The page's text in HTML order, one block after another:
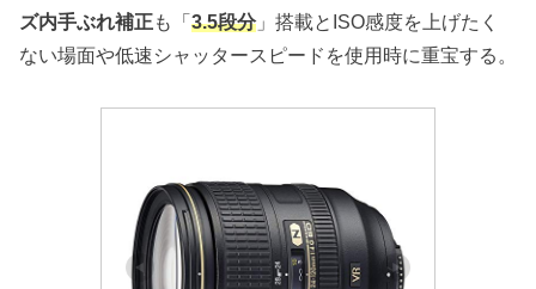
ズ内手ぶれ補正も「 3.5段分」搭載とISO感度を上げたく
ない場面や低速シャッタースピードを使用時に重宝する。